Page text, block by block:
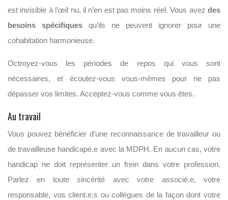
est invisible à l’œil nu, il n’en est pas moins réel. Vous avez des
besoins spécifiques qu’ils ne peuvent ignorer pour une
cohabitation harmonieuse.
Octroyez-vous les périodes de repos qui vous sont
nécessaires, et écoutez-vous vous-mêmes pour ne pas
dépasser vos limites. Acceptez-vous comme vous êtes.
Au travail
Vous pouvez bénéficier d’une reconnaissance de travailleur ou
de travailleuse handicapé.e avec la MDPH. En aucun cas, votre
handicap ne doit représenter un frein dans votre profession.
Parlez en toute sincérité avec votre associé.e, votre
responsable, vos client.e.s ou collègues de la façon dont votre